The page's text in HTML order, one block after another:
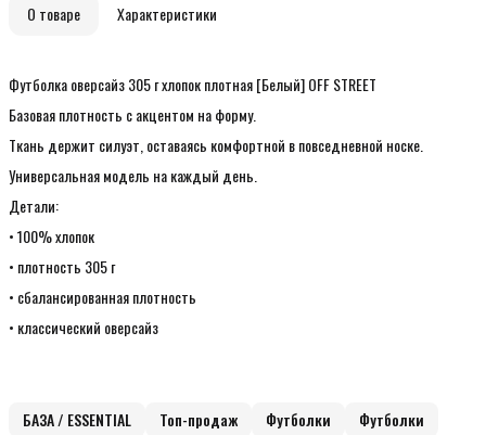
О товаре Характеристики
Футболка оверсайз 305 г хлопок плотная [Белый] OFF STREET
Базовая плотность с акцентом на форму.
Ткань держит силуэт, оставаясь комфортной в повседневной носке.
Универсальная модель на каждый день.
Детали:
• 100% хлопок
• плотность 305 г
• сбалансированная плотность
• классический оверсайз
БАЗА / ESSENTIAL Топ-продаж Футболки Футболки